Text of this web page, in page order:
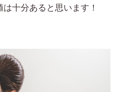
十分あると思います！